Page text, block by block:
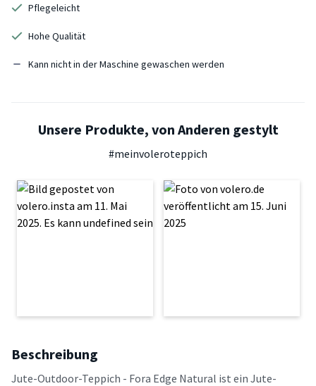
Pflegeleicht
Hohe Qualität
Kann nicht in der Maschine gewaschen werden
Unsere Produkte, von Anderen gestylt
#meinvoleroteppich
Beschreibung
Jute-Outdoor-Teppich - Fora Edge Natural ist ein Jute-